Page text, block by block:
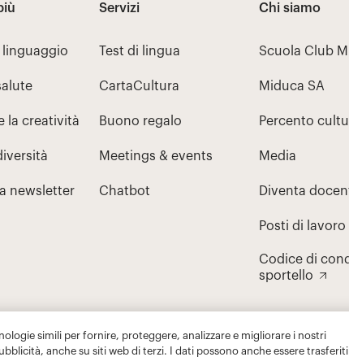
simili per fornire, proteggere, analizzare e migliorare i nostri
anche su siti web di terzi. I dati possono anche essere trasferiti